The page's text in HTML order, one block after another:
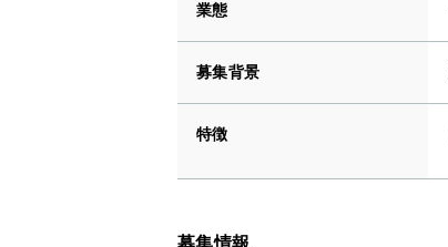
業態
募集背景
特徴